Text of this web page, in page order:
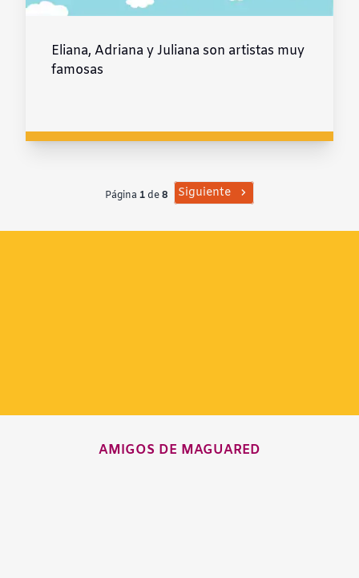
Eliana, Adriana y Juliana son artistas muy
famosas
Página 1 de8 Siguiente
AMIGOS DE MAGUARED